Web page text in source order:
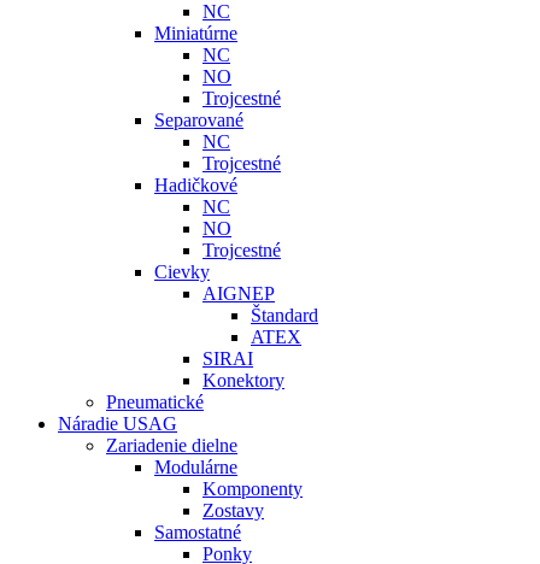
NC
Miniatúrne
NC
NO
Trojcestné
Separované
NC
Trojcestné
Hadičkové
NC
NO
Trojcestné
Cievky
AIGNEP
Štandard
ATEX
SIRAI
Konektory
Pneumatické
Náradie USAG
Zariadenie dielne
Modulárne
Komponenty
Zostavy
Samostatné
Ponky